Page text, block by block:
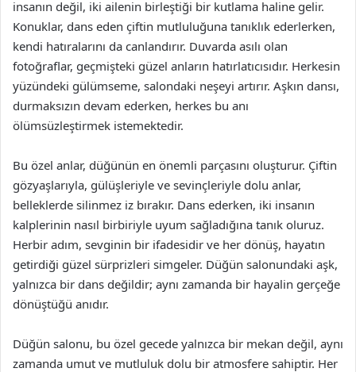
insanın değil, iki ailenin birleştiği bir kutlama haline gelir.
Konuklar, dans eden çiftin mutluluğuna tanıklık ederlerken,
kendi hatıralarını da canlandırır. Duvarda asılı olan
fotoğraflar, geçmişteki güzel anların hatırlatıcısıdır. Herkesin
yüzündeki gülümseme, salondaki neşeyi artırır. Aşkın dansı,
durmaksızın devam ederken, herkes bu anı
ölümsüzleştirmek istemektedir.
Bu özel anlar, düğünün en önemli parçasını oluşturur. Çiftin
gözyaşlarıyla, gülüşleriyle ve sevinçleriyle dolu anlar,
belleklerde silinmez iz bırakır. Dans ederken, iki insanın
kalplerinin nasıl birbiriyle uyum sağladığına tanık oluruz.
Herbir adım, sevginin bir ifadesidir ve her dönüş, hayatın
getirdiği güzel sürprizleri simgeler. Düğün salonundaki aşk,
yalnızca bir dans değildir; aynı zamanda bir hayalin gerçeğe
dönüştüğü anıdır.
Düğün salonu, bu özel gecede yalnızca bir mekan değil, aynı
zamanda umut ve mutluluk dolu bir atmosfere sahiptir. Her